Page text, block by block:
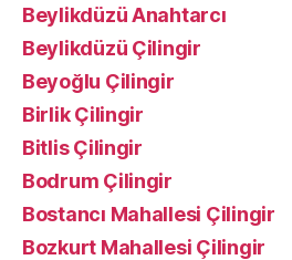
Beylikdüzü Anahtarcı
Beylikdüzü Çilingir
Beyoğlu Çilingir
Birlik Çilingir
Bitlis Çilingir
Bodrum Çilingir
Bostancı Mahallesi Çilingir
Bozkurt Mahallesi Çilingir